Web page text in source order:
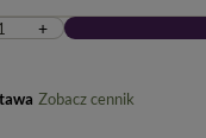
+
Zobacz cennik